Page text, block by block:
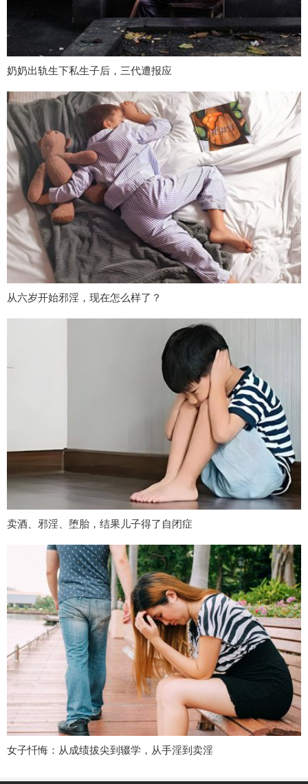
奶奶出轨生下私生子后，三代遭报应
从六岁开始邪淫，现在怎么样了？
卖酒、邪淫、堕胎，结果儿子得了自闭症
女子忏悔：从成绩拔尖到辍学，从手淫到卖淫